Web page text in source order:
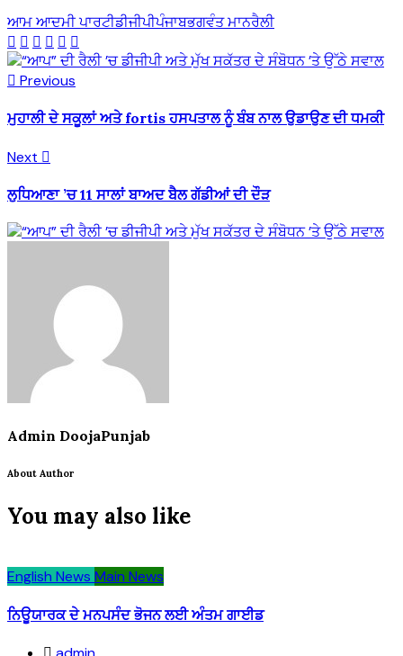
ਆਮ ਆਦਮੀ ਪਾਰਟੀਡੀਜੀਪੀਪੰਜਾਬਭਗਵੰਤ ਮਾਨਰੈਲੀ
Previous
ਮੁਹਾਲੀ ਦੇ ਸਕੂਲਾਂ ਅਤੇ fortis ਹਸਪਤਾਲ ਨੂੰ ਬੰਬ ਨਾਲ ਉਡਾਉਣ ਦੀ ਧਮਕੀ
Next
ਲੁਧਿਆਣਾ ’ਚ 11 ਸਾਲਾਂ ਬਾਅਦ ਬੈਲ ਗੱਡੀਆਂ ਦੀ ਦੌੜ
Admin DoojaPunjab
About Author
You may also like
English News Main News
ਨਿਊਯਾਰਕ ਦੇ ਮਨਪਸੰਦ ਭੋਜਨ ਲਈ ਅੰਤਮ ਗਾਈਡ